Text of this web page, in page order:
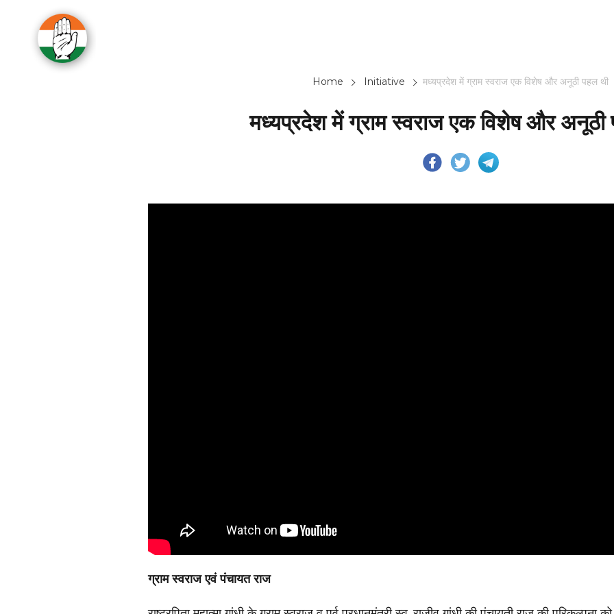
Home Initiative मध्यप्रदेश में ग्राम स्वराज एक विशेष और अनूठी पहल थी
मध्यप्रदेश में ग्राम स्वराज एक विशेष और अनूठी
ग्राम स्वराज एवं पंचायत राज